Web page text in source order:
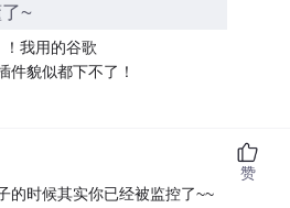
了~
我用的谷歌
件貌似都下不了！
的时候其实你已经被监控了~~
赞